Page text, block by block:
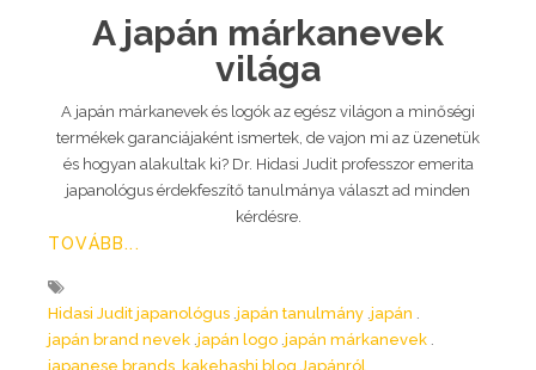
A japán márkanevek
világa
A japán márkanevek és logók az egész világon a minőségi
termékek garanciájaként ismertek, de vajon mi az üzenetük
és hogyan alakultak ki? Dr. Hidasi Judit professzor emerita
japanológus érdekfeszítő tanulmánya választ ad minden
kérdésre.
TOVÁBB...
Hidasi Judit japanológus japán tanulmány japán
japán brand nevek japán logo japán márkanevek
japanese brands kakehashi blog Japánról